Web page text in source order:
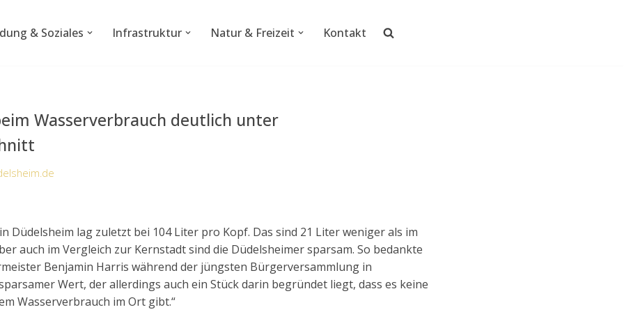
& Soziales Infrastruktur Natur & Freizeit Kontakt
Wasserverbrauch deutlich unter
Düdelsheim lag zuletzt bei 104 Liter pro Kopf. Das sind 21 Liter weniger als im
auch im Vergleich zur Kernstadt sind die Düdelsheimer sparsam. So bedankte
Benjamin Harris während der jüngsten Bürgerversammlung in
Wert, der allerdings auch ein Stück darin begründet liegt, dass es keine
Wasserverbrauch im Ort gibt.“